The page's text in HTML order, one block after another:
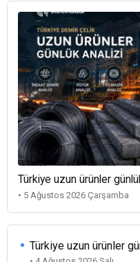
Türkiye uzun ürünler
• 5 Ağustos 2026 Çarşamba
Türkiye uzun ürünler